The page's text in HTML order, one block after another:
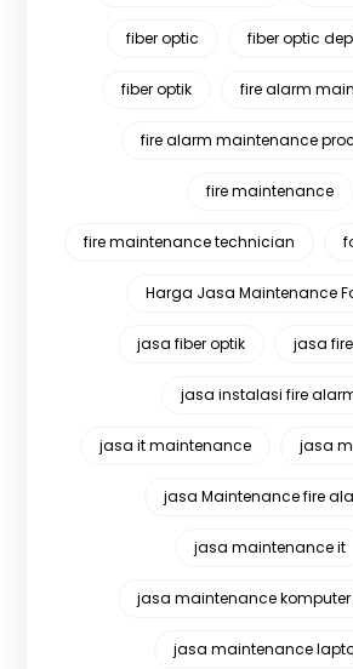
fiber optic fiber optic
fiber optik fire alarm
fire alarm maintenance
fire maintenance
fire maintenance technician
Harga Jasa Maintenance
jasa fiber optik jasa
jasa instalasi fire
jasa it maintenance jasa
jasa Maintenance fire
jasa maintenance it
jasa maintenance
jasa maintenance